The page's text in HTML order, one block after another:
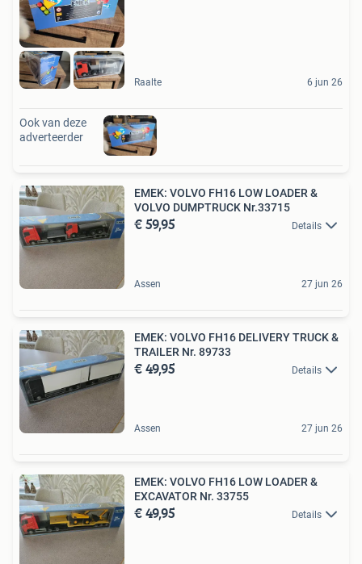
Raalte 6 jun 26
Ook van deze
adverteerder
EMEK: VOLVO FH16 LOW LOADER &
VOLVO DUMPTRUCK Nr.33715
€ 59,95 Details
Assen 27 jun 26
EMEK: VOLVO FH16 DELIVERY TRUCK &
TRAILER Nr. 89733
€ 49,95 Details
Assen 27 jun 26
EMEK: VOLVO FH16 LOW LOADER &
EXCAVATOR Nr. 33755
€ 49,95 Details